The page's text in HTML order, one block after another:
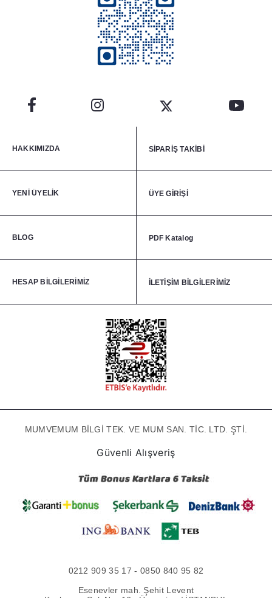
HAKKIMIZDA SİPARİŞ TAKİBİ
YENİ ÜYELİK ÜYE GİRİŞİ
BLOG PDF Katalog
HESAP BİLGİLERİMİZ İLETİŞİM BİLGİLERİMİZ
MUMVEMUM BİLGİ TEK. VE MUM SAN. TİC. LTD. ŞTİ.
Güvenli Alışveriş
0212 909 35 17 - 0850 840 95 82
Esenevler mah. Şehit Levent